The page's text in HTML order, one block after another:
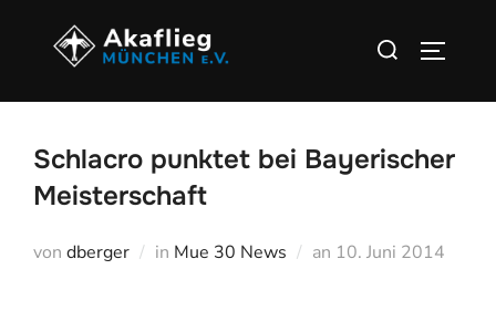
Inhalten
Suchen
Schlacro punktet bei Bayerischer
Meisterschaft
von dberger in Mue 30 News an Veröffentlicht
10. Juni 2014